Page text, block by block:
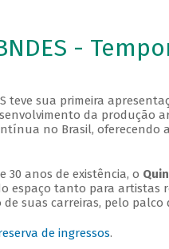
-
teve sua primeira
da produção
no Brasil, oferecendo
30 anos de existência, o
espaço tanto para
suas carreiras, pelo palco
de ingressos.